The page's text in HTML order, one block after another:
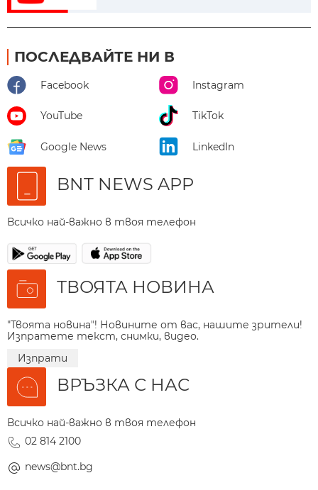
ПОСЛЕДВАЙТЕ НИ В
Facebook Instagram
YouTube TikTok
Google News LinkedIn
BNT NEWS APP
Всичко най-важно в твоя телефон
ТВОЯТА НОВИНА
"Твоята новина"! Новините от вас, нашите зрители!
Изпратете текст, снимки, видео.
Изпрати
ВРЪЗКА С НАС
Всичко най-важно в твоя телефон
02 814 2100
news@bnt.bg